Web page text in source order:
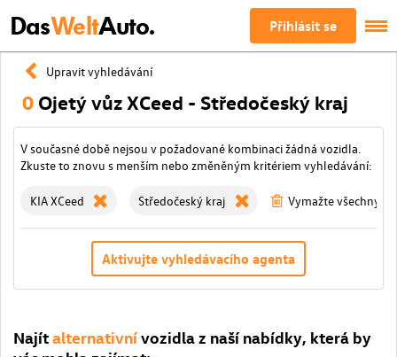
DasWeltAuto. Přihlásit se
Upravit vyhledávání
0 Ojetý vůz XCeed - Středočeský kraj
V současné době nejsou v požadované kombinaci žádná vozidla.
Zkuste to znovu s menším nebo změněným kritériem vyhledávání:
KIA XCeed Středočeský kraj Vymažte všechny
Aktivujte vyhledávacího agenta
Najítalternativnívozidla z naší nabídky, která by